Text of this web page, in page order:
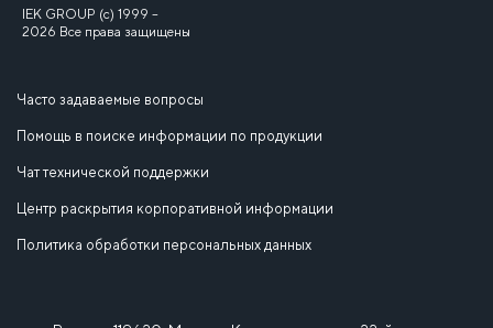
IEK GROUP (c) 1999 –
2026 Все права защищены
Часто задаваемые вопросы
Помощь в поиске информации по продукции
Чат технической поддержки
Центр раскрытия корпоративной информации
Политика обработки персональных данных